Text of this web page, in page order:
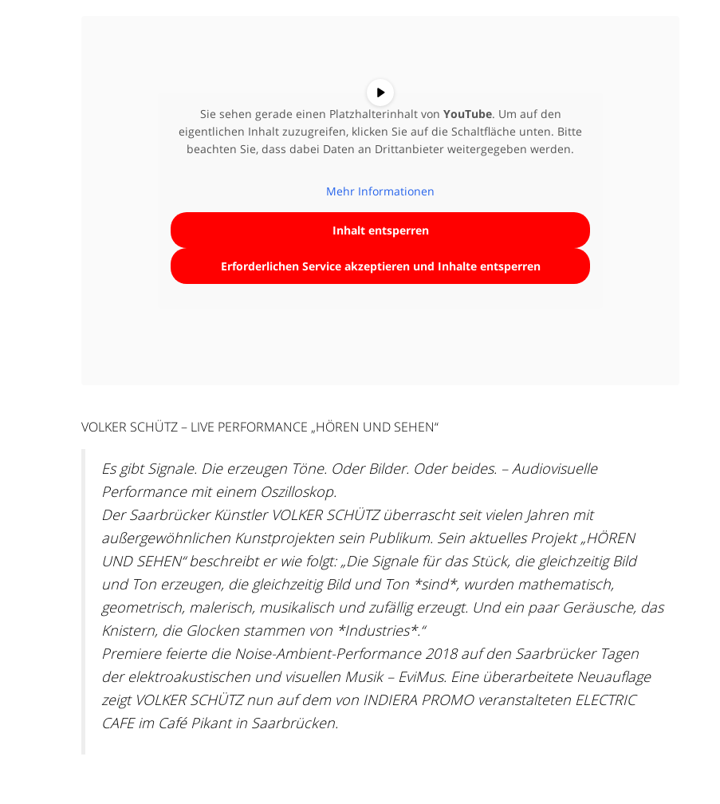
Sie sehen gerade einen Platzhalterinhalt von YouTube. Um auf den
eigentlichen Inhalt zuzugreifen, klicken Sie auf die Schaltfläche unten. Bitte
beachten Sie, dass dabei Daten an Drittanbieter weitergegeben werden.
Mehr Informationen
Inhalt entsperren
Erforderlichen Service akzeptieren und Inhalte entsperren
VOLKER SCHÜTZ – LIVE PERFORMANCE „HÖREN UND SEHEN“
Es gibt Signale. Die erzeugen Töne. Oder Bilder. Oder beides. – Audiovisuelle
Performance mit einem Oszilloskop.
Der Saarbrücker Künstler VOLKER SCHÜTZ überrascht seit vielen Jahren mit
außergewöhnlichen Kunstprojekten sein Publikum. Sein aktuelles Projekt „HÖREN
UND SEHEN“ beschreibt er wie folgt: „Die Signale für das Stück, die gleichzeitig Bild
und Ton erzeugen, die gleichzeitig Bild und Ton *sind*, wurden mathematisch,
geometrisch, malerisch, musikalisch und zufällig erzeugt. Und ein paar Geräusche, das
Knistern, die Glocken stammen von *Industries*.“
Premiere feierte die Noise-Ambient-Performance 2018 auf den Saarbrücker Tagen
der elektroakustischen und visuellen Musik – EviMus. Eine überarbeitete Neuauflage
zeigt VOLKER SCHÜTZ nun auf dem von INDIERA PROMO veranstalteten ELECTRIC
CAFE im Café Pikant in Saarbrücken.